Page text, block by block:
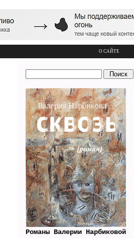
О САЙТЕ
Романы Валерии Нарбиковой